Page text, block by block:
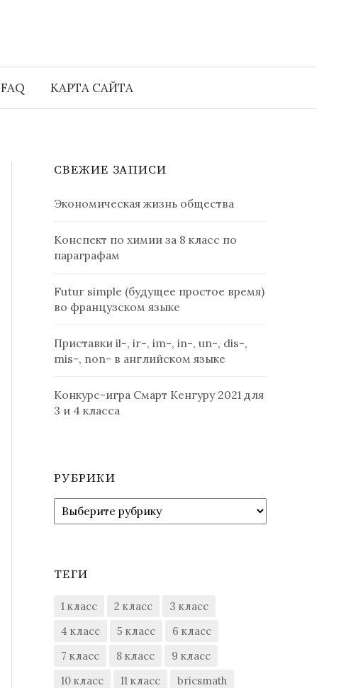
FAQ КАРТА САЙТА
Найти:
СВЕЖИЕ ЗАПИСИ
Экономическая жизнь общества
Конспект по химии за 8 класс по
параграфам
Futur simple (будущее простое время)
во французском языке
Приставки il-, ir-, im-, in-, un-, dis-,
mis-, non- в английском языке
Конкурс-игра Смарт Кенгуру 2021 для
3 и 4 класса
РУБРИКИ
Рубрики
ТЕГИ
1 класс 2 класс
3 класс
4 класс
5 класс
6 класс
7 класс
8 класс
9 класс
10 класс
11 класс
bricsmath